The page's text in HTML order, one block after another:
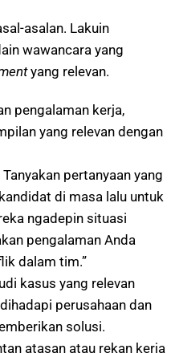
asalan. Lakuin
wawancara yang
yang relevan.
pengalaman kerja,
yang relevan dengan
Tanyakan pertanyaan yang
di masa lalu untuk
ngadepin situasi
pengalaman Anda
dalam tim.”
kasus yang relevan
perusahaan dan
solusi.
atasan atau rekan kerja